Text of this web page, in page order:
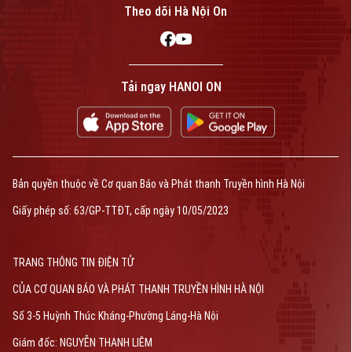
Liên hệ đường dây nóng (bấm để gọi)
0865.116.699
Bản quyền thuộc về Cơ quan Báo và Phát thanh Truyền hình Hà Nội Giấy
CỦA CƠ QUAN BÁO VÀ PHÁT THANH TRUYỀN HÌNH HÀ NỘI
Phó Giám đốc: Nguyễn Kim Khiêm, Nguyễn Minh Đức, Nguyễn Thành Lợi
Theo dõi Hà Nội On
Tải ngay HANOI ON
Bản quyền thuộc về Cơ quan Báo và Phát thanh Truyền hình Hà Nội
Giấy phép số: 63/GP-TTĐT, cấp ngày 10/05/2023
TRANG THÔNG TIN ĐIỆN TỬ
CỦA CƠ QUAN BÁO VÀ PHÁT THANH TRUYỀN HÌNH HÀ NỘI
Số 3-5 Huỳnh Thúc Kháng-Phường Láng-Hà Nội
Giám đốc: NGUYỄN THANH LIÊM